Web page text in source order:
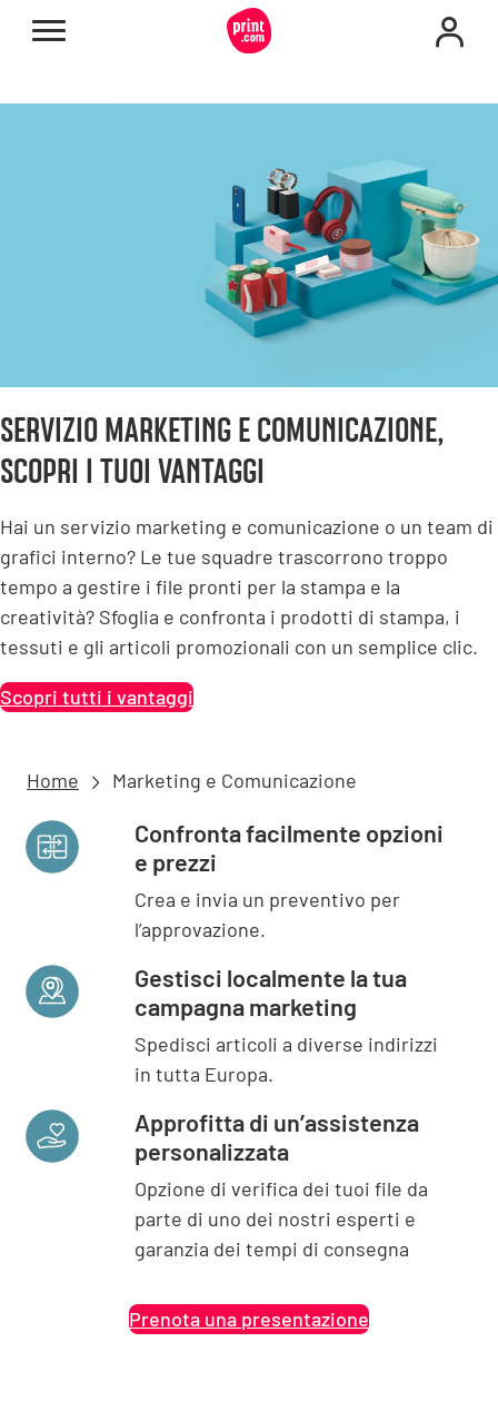
SERVIZIO MARKETING E COMUNICAZIONE,
SCOPRI I TUOI VANTAGGI
Hai un servizio marketing e comunicazione o un team di
grafici interno? Le tue squadre trascorrono troppo
tempo a gestire i file pronti per la stampa e la
creatività? Sfoglia e confronta i prodotti di stampa, i
tessuti e gli articoli promozionali con un semplice clic.
Scopri tutti i vantaggi
Home Marketing e Comunicazione
Confronta facilmente opzioni
e prezzi
Crea e invia un preventivo per
l’approvazione.
Gestisci localmente la tua
campagna marketing
Spedisci articoli a diverse indirizzi
in tutta Europa.
Approfitta di un’assistenza
personalizzata
Opzione di verifica dei tuoi file da
parte di uno dei nostri esperti e
garanzia dei tempi di consegna
Prenota una presentazione